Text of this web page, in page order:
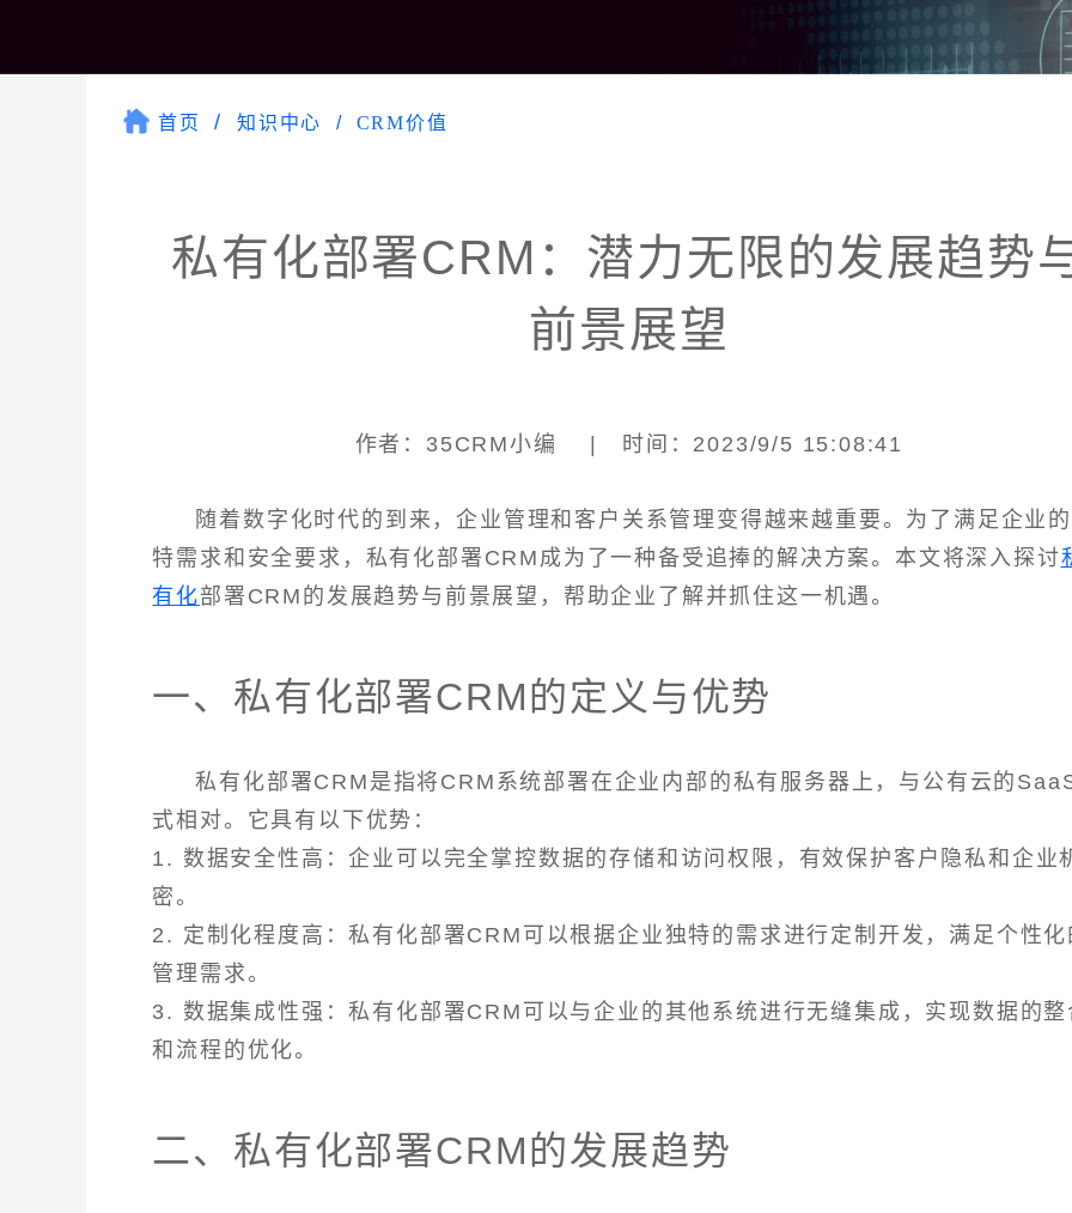
首页 知识中心 CRM价值
私有化部署CRM：潜力无限的发展趋势
前景展望
作者：35CRM小编 | 时间：2023/9/5 15:08:41
随着数字化时代的到来，企业管理和客户关系管理变得越来越重要。为了满足企业
特需求和安全要求，私有化部署CRM成为了一种备受追捧的解决方案。本文将深入探讨
有化部署CRM的发展趋势与前景展望，帮助企业了解并抓住这一机遇。
一、私有化部署CRM的定义与优势
私有化部署CRM是指将CRM系统部署在企业内部的私有服务器上，与公有云的
式相对。它具有以下优势：
1. 数据安全性高：企业可以完全掌控数据的存储和访问权限，有效保护客户隐私和企业
密。
2. 定制化程度高：私有化部署CRM可以根据企业独特的需求进行定制开发，满足个性化
管理需求。
3. 数据集成性强：私有化部署CRM可以与企业的其他系统进行无缝集成，实现数据的整
和流程的优化。
二、私有化部署CRM的发展趋势